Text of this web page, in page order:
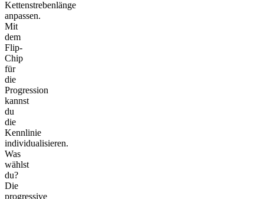
Kettenstrebenlänge
anpassen.
Mit
dem
Flip-
Chip
für
die
Progression
kannst
du
die
Kennlinie
individualisieren.
Was
wählst
du?
Die
progressive